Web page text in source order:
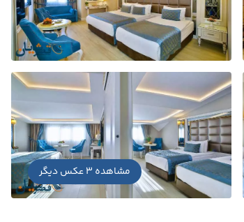
مشاهده 3 عکس دیگر